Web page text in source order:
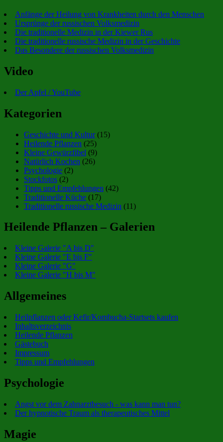
Anfänge der Heilung von Krankheiten durch den Menschen
Ursprünge der russischen Volksmedizin
Die traditionelle Medizin in der Kiewer Rus
Die traditionelle russische Medizin in der Geschichte
Das Besondere der russischen Volksmedizin
Video
Der Apfel / YouTube
Kategorien
Geschichte und Kultur(15)
Heilende Pflanzen (25)
Kleine Gewürzfibel (9)
Natürlich Kochen (26)
Psychologie (2)
Stockfotos (2)
Tipps und Empfehlungen (42)
Traditionelle Küche (17)
Traditionelle russische Medizin (11)
Heilende Pflanzen – Galerien
Kleine Galerie "A bis D"
Kleine Galerie "E bis F"
Kleine Galerie "G"
Kleine Galerie "H bis M"
Allgemeines
Heilpflanzen oder Kefir/Kombucha-Startsets kaufen
Inhaltsverzeichnis
Heilende Pflanzen
Gästebuch
Impressum
Tipps und Empfehlungen
Psychologie
Angst vor dem Zahnarztbesuch - was kann man tun?
Der hypnotische Traum als therapeutisches Mittel
Magie